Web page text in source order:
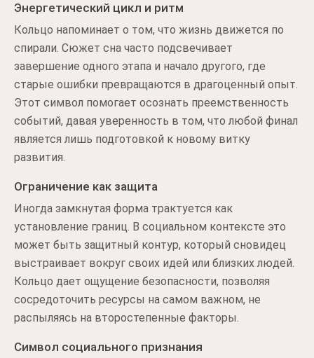
Энергетический цикл и ритм
Кольцо напоминает о том, что жизнь движется по
спирали. Сюжет сна часто подсвечивает
завершение одного этапа и начало другого, где
старые ошибки превращаются в драгоценный опыт.
Этот символ помогает осознать преемственность
событий, давая уверенность в том, что любой финал
является лишь подготовкой к новому витку
развития.
Ограничение как защита
Иногда замкнутая форма трактуется как
установление границ. В социальном контексте это
может быть защитный контур, который сновидец
выстраивает вокруг своих идей или близких людей.
Кольцо дает ощущение безопасности, позволяя
сосредоточить ресурсы на самом важном, не
распыляясь на второстепенные факторы.
Символ социального признания